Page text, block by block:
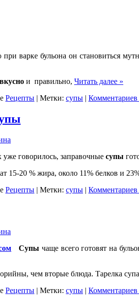
при варке бульона он становиться
вкусно и правильно, Читать далее »
Рецепты | Метки: супы | Комментариев
уже говорилось, заправочные супы
15-20 % жира, около 11% белков и
Рецепты | Метки: супы | Комментариев
Супы чаще всего готовят на
чем вторые блюда. Тарелка
Рецепты | Метки: супы | Комментариев